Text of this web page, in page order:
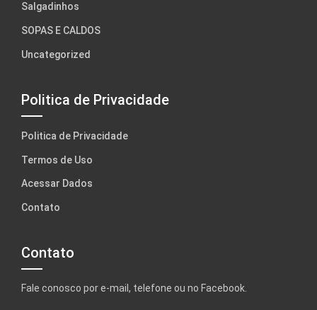
Salgadinhos
SOPAS E CALDOS
Uncategorized
Politica de Privacidade
Politica de Privacidade
Termos de Uso
Acessar Dados
Contato
Contato
Fale conosco por e-mail, telefone ou no Facebook.